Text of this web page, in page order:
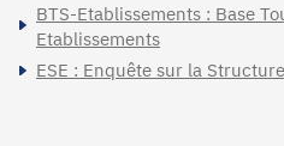
BTS-Etablissements : Base
Etablissements
ESE : Enquête sur la